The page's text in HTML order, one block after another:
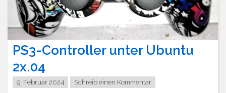
PS3-Controller unter Ubuntu
2x.04
9. Februar 2024 Schreib einen Kommentar